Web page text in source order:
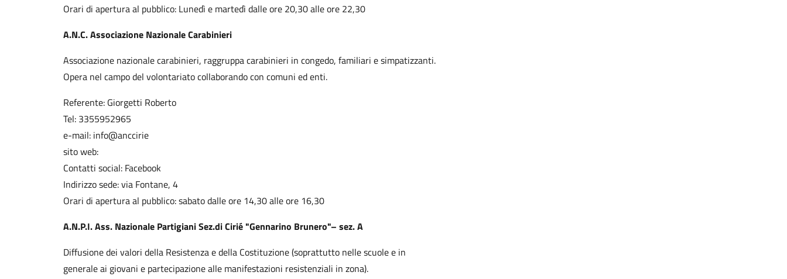
Orari di apertura al pubblico: Lunedì e martedì dalle ore 20,30 alle ore 22,30
A.N.C. Associazione Nazionale Carabinieri
Associazione nazionale carabinieri, raggruppa carabinieri in congedo, familiari e simpatizzanti.
Opera nel campo del volontariato collaborando con comuni ed enti.
Referente: Giorgetti Roberto
Tel: 3355952965
e-mail: info@anccirie
sito web:
Contatti social: Facebook
Indirizzo sede: via Fontane, 4
Orari di apertura al pubblico: sabato dalle ore 14,30 alle ore 16,30
A.N.P.I. Ass. Nazionale Partigiani Sez.di Cirié "Gennarino Brunero"– sez. A
Diffusione dei valori della Resistenza e della Costituzione (soprattutto nelle scuole e in
generale ai giovani e partecipazione alle manifestazioni resistenziali in zona).